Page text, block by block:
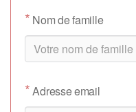
* Nom de famille
*Adresse email